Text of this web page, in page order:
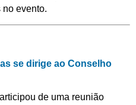
no evento.
se dirige ao Conselho
de uma reunião